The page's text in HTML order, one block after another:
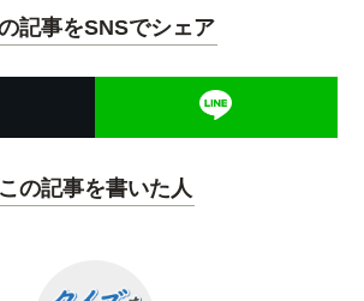
記事をSNSでシェア
この記事を書いた人